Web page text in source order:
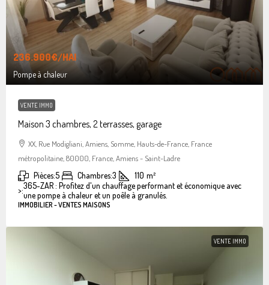
236.900€/HAI
Pompe à chaleur
VENTE IMMO
Maison 3 chambres, 2 terrasses, garage
XX, Rue Modigliani, Amiens, Somme, Hauts-de-France, France
métropolitaine, 80000, France, Amiens - Saint-Ladre
Pièces:5 Chambres:3 110 m²
>:365-ZAR : Profitez d'un chauffage performant et économique avec
une pompe à chaleur et un poêle à granulés.
IMMOBILIER - VENTES MAISONS
VENTE IMMO